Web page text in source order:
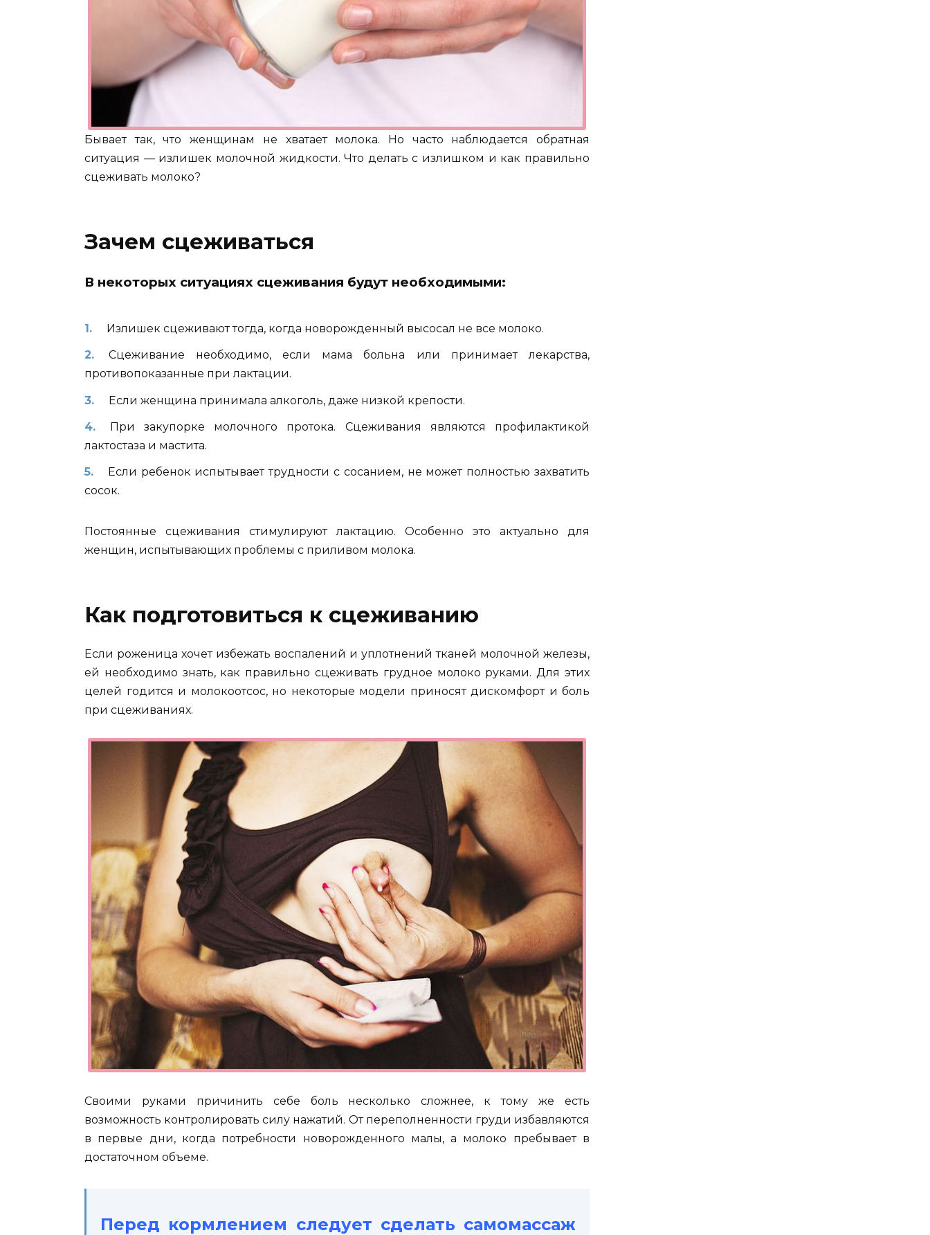
Бывает так, что женщинам не хватает молока. Но часто наблюдается обратная
ситуация — излишек молочной жидкости. Что делать с излишком и как правильно
сцеживать молоко?
Зачем сцеживаться
В некоторых ситуациях сцеживания будут необходимыми:
Излишек сцеживают тогда, когда новорожденный высосал не все молоко.
Сцеживание необходимо, если мама больна или принимает лекарства,
противопоказанные при лактации.
Если женщина принимала алкоголь, даже низкой крепости.
При закупорке молочного протока. Сцеживания являются профилактикой
лактостаза и мастита.
Если ребенок испытывает трудности с сосанием, не может полностью захватить
сосок.
Постоянные сцеживания стимулируют лактацию. Особенно это актуально для
женщин, испытывающих проблемы с приливом молока.
Как подготовиться к сцеживанию
Если роженица хочет избежать воспалений и уплотнений тканей молочной железы,
ей необходимо знать, как правильно сцеживать грудное молоко руками. Для этих
целей годится и молокоотсос, но некоторые модели приносят дискомфорт и боль
при сцеживаниях.
Своими руками причинить себе боль несколько сложнее, к тому же есть
возможность контролировать силу нажатий. От переполненности груди избавляются
в первые дни, когда потребности новорожденного малы, а молоко пребывает в
достаточном объеме.
Перед кормлением следует сделать самомассаж